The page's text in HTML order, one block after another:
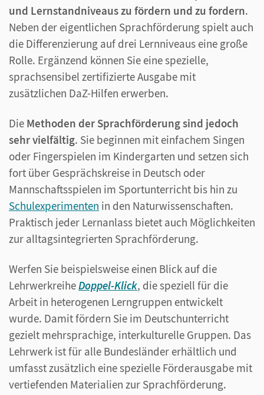
und Lernstandniveaus zu fördern und zu fordern.
Neben der eigentlichen Sprachförderung spielt auch
die Differenzierung auf drei Lernniveaus eine große
Rolle. Ergänzend können Sie eine spezielle,
sprachsensibel zertifizierte Ausgabe mit
zusätzlichen DaZ-Hilfen erwerben.
Die Methoden der Sprachförderung sind jedoch
sehr vielfältig. Sie beginnen mit einfachem Singen
oder Fingerspielen im Kindergarten und setzen sich
fort über Gesprächskreise in Deutsch oder
Mannschaftsspielen im Sportunterricht bis hin zu
Schulexperimenten in den Naturwissenschaften.
Praktisch jeder Lernanlass bietet auch Möglichkeiten
zur alltagsintegrierten Sprachförderung.
Werfen Sie beispielsweise einen Blick auf die
LehrwerkreiheDoppel-Klick, die speziell für die
Arbeit in heterogenen Lerngruppen entwickelt
wurde. Damit fördern Sie im Deutschunterricht
gezielt mehrsprachige, interkulturelle Gruppen. Das
Lehrwerk ist für alle Bundesländer erhältlich und
umfasst zusätzlich eine spezielle Förderausgabe mit
vertiefenden Materialien zur Sprachförderung.